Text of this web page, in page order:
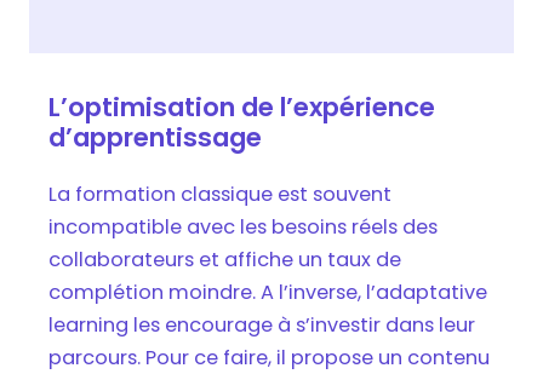
L’optimisation de l’expérience
d’apprentissage
La formation classique est souvent
incompatible avec les besoins réels des
collaborateurs et affiche un taux de
complétion moindre. A l’inverse, l’adaptative
learning les encourage à s’investir dans leur
parcours. Pour ce faire, il propose un contenu